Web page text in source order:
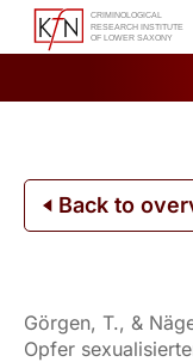
Skip
Back to
Görgen, T., &
Opfer